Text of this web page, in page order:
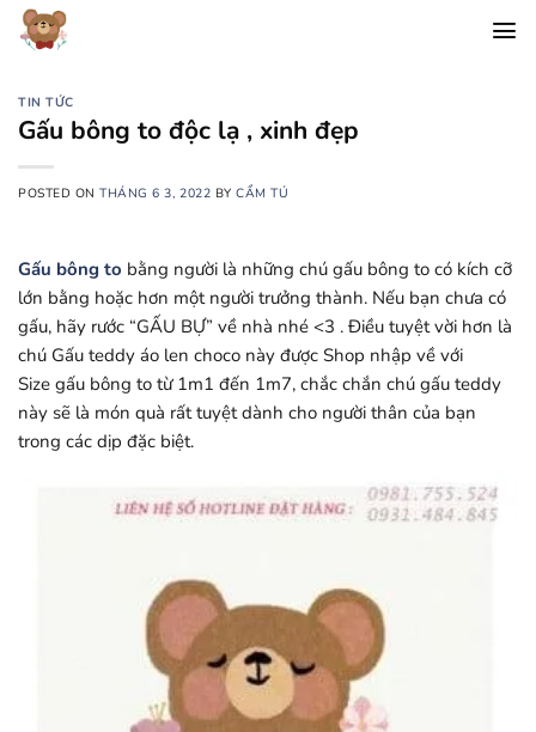
Chuyển
đến
dungTIN TỨC
Gấu bông to độc lạ , xinh đẹp
POSTED ONTHÁNG 6 3, 2022 BYCẨM TÚ
Gấu bông to bằng người là những chú gấu bông to có kích cỡ
lớn bằng hoặc hơn một người trưởng thành. Nếu bạn chưa có
gấu, hãy rước “GẤU BỰ” về nhà nhé <3 . Điều tuyệt vời hơn là
chú Gấu teddy áo len choco này được Shop nhập về với
Size gấu bông to từ 1m1 đến 1m7, chắc chắn chú gấu teddy
này sẽ là món quà rất tuyệt dành cho người thân của bạn
trong các dịp đặc biệt.